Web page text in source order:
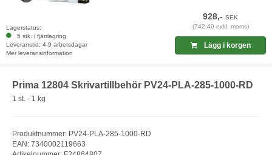
Lagerstatus:
5 stk. i fjärrlagring
Leveranstid: 4-9 arbetsdagar
Mer leveransinformation
928,-SEK
(742,40 exkl. moms)
Lägg i korgen
Prima 12804 Skrivartillbehör PV24-PLA-285-1000-RD
1 st. - 1 kg
Produktnummer: PV24-PLA-285-1000-RD
EAN: 7340002119663